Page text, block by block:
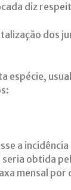
diz
dos
espécie,
a
obtida
mensal por